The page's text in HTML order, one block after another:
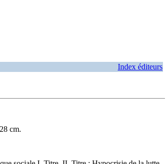
Index éditeurs
cm.